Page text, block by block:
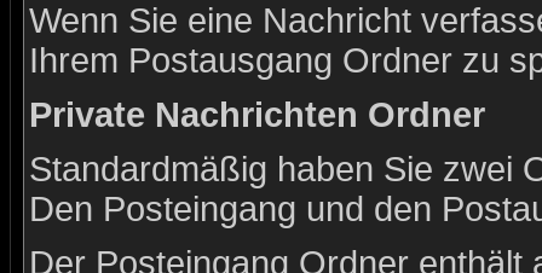
Wenn Sie eine Nachricht
Ihrem Postausgang Ordner zu
Private Nachrichten Ordner
Standardmäßig haben Sie zwei
Den Posteingang und den
Der Posteingang Ordner enthält